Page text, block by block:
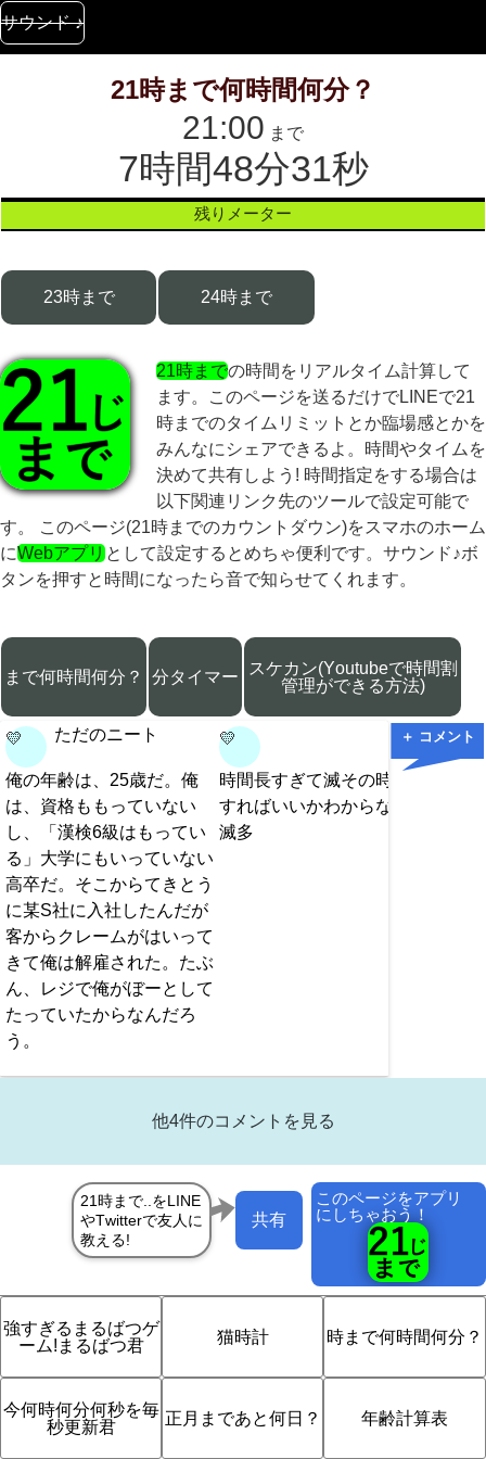
サウンド ♪
21時まで何時間何分？
21:00 まで
7時間48分31秒
残りメーター
23時まで 24時まで
21時までの時間をリアルタイム計算して
ます。このページを送るだけでLINEで21
時までのタイムリミットとか臨場感とかを
みんなにシェアできるよ。時間やタイムを
決めて共有しよう! 時間指定をする場合は
以下関連リンク先のツールで設定可能で
す。 このページ(21時までのカウントダウン)をスマホのホーム
にWebアプリとして設定するとめちゃ便利です。サウンド♪ボ
タンを押すと時間になったら音で知らせてくれます。
まで何時間何分？ 分タイマー
スケカン(Youtubeで時間割
管理ができる方法)
＋ コメント
💛 ただのニート
俺の年齢は、25歳だ。俺
は、資格ももっていない
し、「漢検6級はもってい
る」大学にもいっていない
高卒だ。そこからてきとう
に某S社に入社したんだが
客からクレームがはいって
きて俺は解雇された。たぶ
ん、レジで俺がぼーとして
たっていたからなんだろ
う。
💛
時間長すぎて滅その時間何
すればいいかわからなくて
滅多
💛
他4件のコメントを見る
このページをアプリ
にしちゃおう！
共有
強すぎるまるばつゲ
ーム!まるばつ君
猫時計 時まで何時間何分？
今何時何分何秒を毎
秒更新君
正月まであと何日？ 年齢計算表